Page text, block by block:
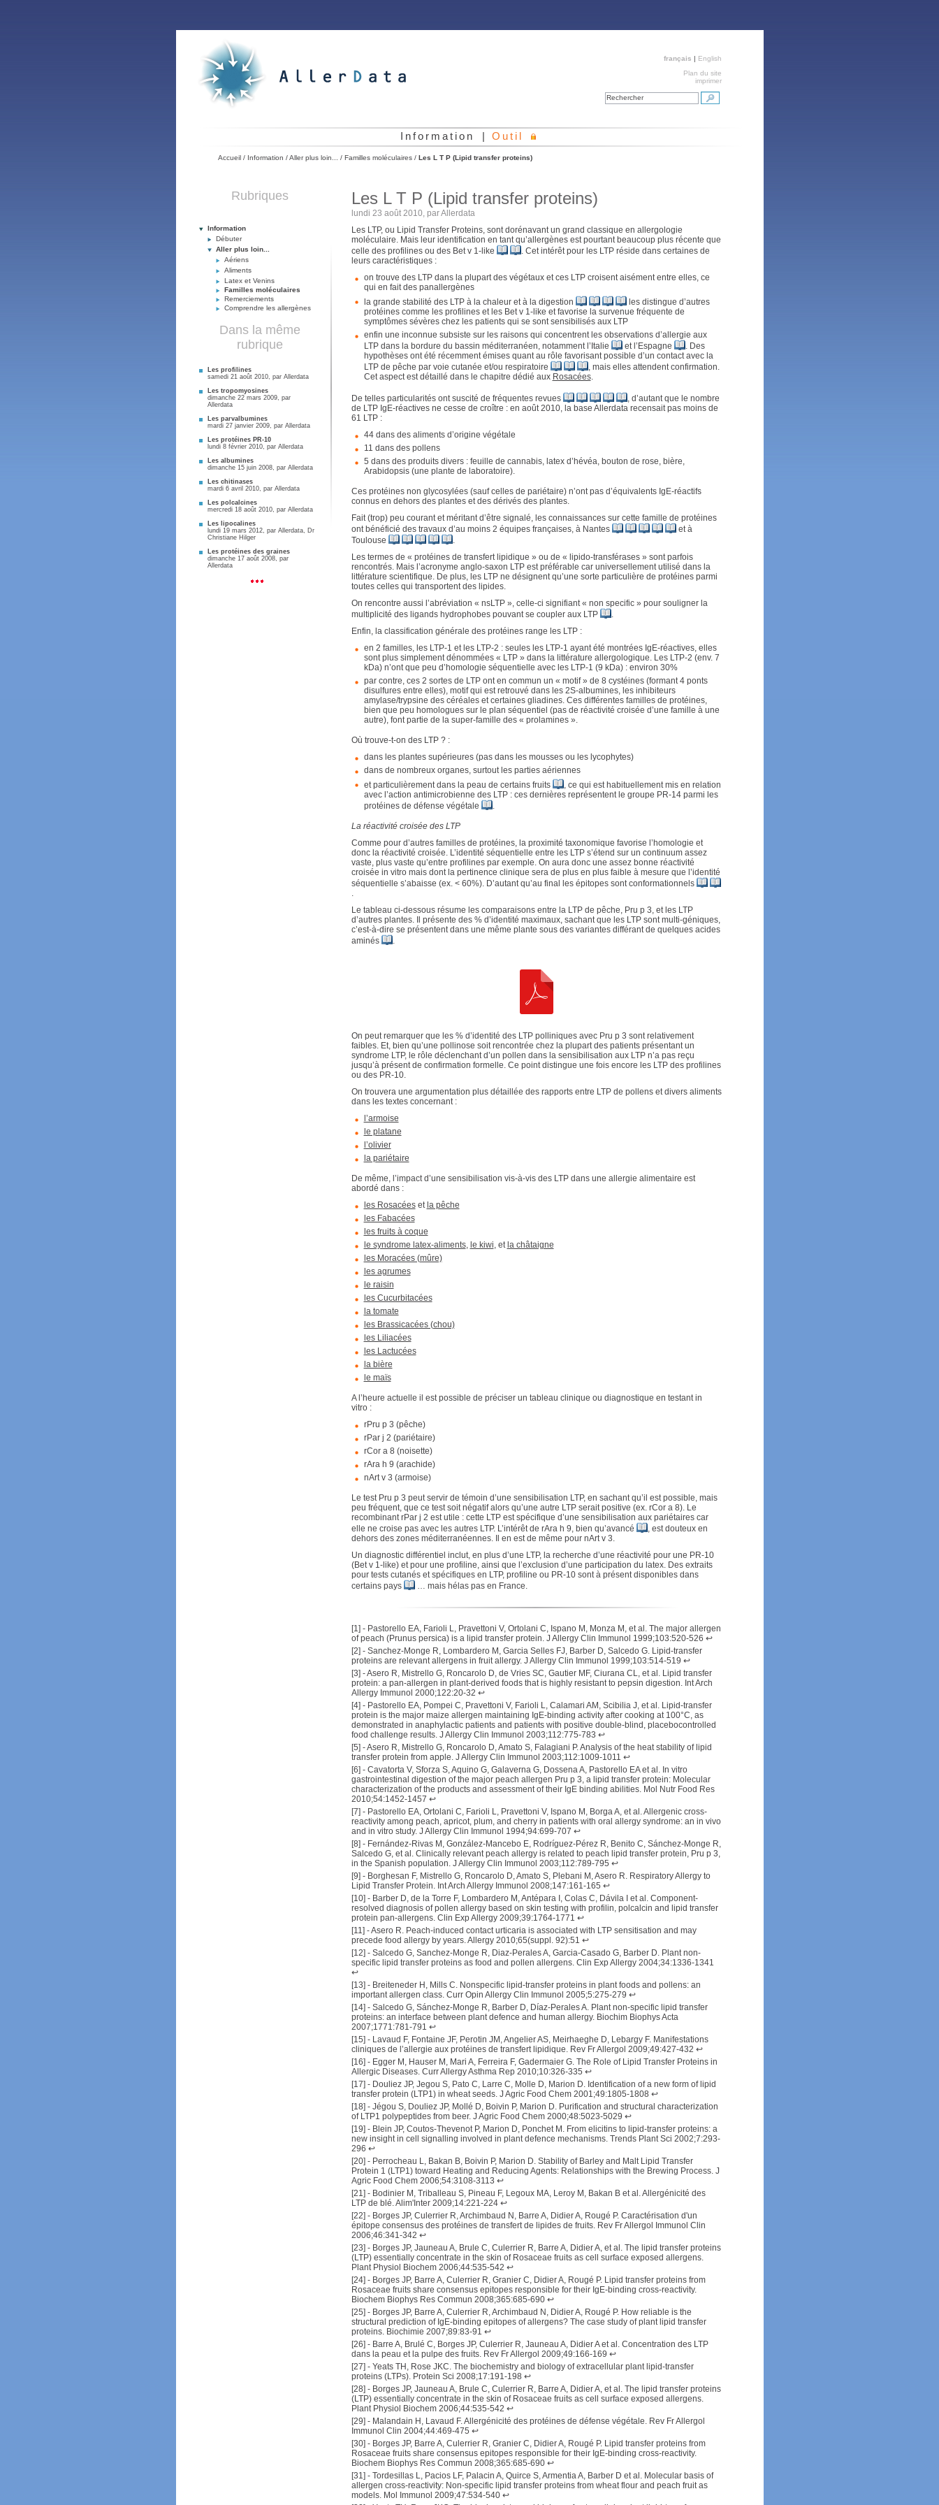
français | English
Plan du site
imprimer
Rechercher
Information | Outil
Accueil/ Information /Aller plus loin... / Familles moléculaires/ Les L T P (Lipid transfer proteins)
Les L T P (Lipid transfer proteins)
lundi 23 août 2010, parAllerdata
Les LTP, ou Lipid Transfer Proteins, sont dorénavant un grand classique en allergologie
moléculaire. Mais leur identification en tant qu’allergènes est pourtant beaucoup plus récente que
celle des profilines ou des Bet v 1-like
. Cet intérêt pour les LTP réside dans certaines de
leurs caractéristiques :
on trouve des LTP dans la plupart des végétaux et ces LTP croisent aisément entre elles, ce
qui en fait des panallergènes
la grande stabilité des LTP à la chaleur et à la digestion
les distingue d’autres
protéines comme les profilines et les Bet v 1-like et favorise la survenue fréquente de
symptômes sévères chez les patients qui se sont sensibilisés aux LTP
enfin une inconnue subsiste sur les raisons qui concentrent les observations d’allergie aux
LTP dans la bordure du bassin méditerranéen, notamment l’Italie
et l’Espagne
. Des
hypothèses ont été récemment émises quant au rôle favorisant possible d’un contact avec la
LTP de pêche par voie cutanée et/ou respiratoire
, mais elles attendent confirmation.
Cet aspect est détaillé dans le chapitre dédié aux Rosacées.
De telles particularités ont suscité de fréquentes revues
, d’autant que le nombre
de LTP IgE-réactives ne cesse de croître : en août 2010, la base Allerdata recensait pas moins de
61 LTP :
44 dans des aliments d’origine végétale
11 dans des pollens
5 dans des produits divers : feuille de cannabis, latex d’hévéa, bouton de rose, bière,
Arabidopsis (une plante de laboratoire).
Ces protéines non glycosylées (sauf celles de pariétaire) n’ont pas d’équivalents IgE-réactifs
connus en dehors des plantes et des dérivés des plantes.
Fait (trop) peu courant et méritant d’être signalé, les connaissances sur cette famille de protéines
ont bénéficié des travaux d’au moins 2 équipes françaises, à Nantes
et à
Toulouse
.
Les termes de « protéines de transfert lipidique » ou de « lipido-transférases » sont parfois
rencontrés. Mais l’acronyme anglo-saxon LTP est préférable car universellement utilisé dans la
littérature scientifique. De plus, les LTP ne désignent qu’une sorte particulière de protéines parmi
toutes celles qui transportent des lipides.
On rencontre aussi l’abréviation « nsLTP », celle-ci signifiant « non specific » pour souligner la
multiplicité des ligands hydrophobes pouvant se coupler aux LTP
.
Enfin, la classification générale des protéines range les LTP :
en 2 familles, les LTP-1 et les LTP-2 : seules les LTP-1 ayant été montrées IgE-réactives, elles
sont plus simplement dénommées « LTP » dans la littérature allergologique. Les LTP-2 (env. 7
kDa) n’ont que peu d’homologie séquentielle avec les LTP-1 (9 kDa) : environ 30%
par contre, ces 2 sortes de LTP ont en commun un « motif » de 8 cystéines (formant 4 ponts
disulfures entre elles), motif qui est retrouvé dans les 2S-albumines, les inhibiteurs
amylase/trypsine des céréales et certaines gliadines. Ces différentes familles de protéines,
bien que peu homologues sur le plan séquentiel (pas de réactivité croisée d’une famille à une
autre), font partie de la super-famille des « prolamines ».
Où trouve-t-on des LTP ? :
dans les plantes supérieures (pas dans les mousses ou les lycophytes)
dans de nombreux organes, surtout les parties aériennes
et particulièrement dans la peau de certains fruits
, ce qui est habituellement mis en relation
avec l’action antimicrobienne des LTP : ces dernières représentent le groupe PR-14 parmi les
protéines de défense végétale
.
La réactivité croisée des LTP
Comme pour d’autres familles de protéines, la proximité taxonomique favorise l’homologie et
donc la réactivité croisée. L’identité séquentielle entre les LTP s’étend sur un continuum assez
vaste, plus vaste qu’entre profilines par exemple. On aura donc une assez bonne réactivité
croisée in vitro mais dont la pertinence clinique sera de plus en plus faible à mesure que l’identité
séquentielle s’abaisse (ex. < 60%). D’autant qu’au final les épitopes sont conformationnels
.
Le tableau ci-dessous résume les comparaisons entre la LTP de pêche, Pru p 3, et les LTP
d’autres plantes. Il présente des % d’identité maximaux, sachant que les LTP sont multi-géniques,
c’est-à-dire se présentent dans une même plante sous des variantes différant de quelques acides
aminés
.
On peut remarquer que les % d’identité des LTP polliniques avec Pru p 3 sont relativement
faibles. Et, bien qu’une pollinose soit rencontrée chez la plupart des patients présentant un
syndrome LTP, le rôle déclenchant d’un pollen dans la sensibilisation aux LTP n’a pas reçu
jusqu’à présent de confirmation formelle. Ce point distingue une fois encore les LTP des profilines
ou des PR-10.
On trouvera une argumentation plus détaillée des rapports entre LTP de pollens et divers aliments
dans les textes concernant :
l’armoise
le platane
l’olivier
la pariétaire
De même, l’impact d’une sensibilisation vis-à-vis des LTP dans une allergie alimentaire est
abordé dans :
les Rosacéeset la pêche
les Fabacées
les fruits à coque
le syndrome latex-aliments, le kiwi, et la châtaigne
les Moracées (mûre)
les agrumes
le raisin
les Cucurbitacées
la tomate
les Brassicacées (chou)
les Liliacées
les Lactucées
la bière
le maïs
A l’heure actuelle il est possible de préciser un tableau clinique ou diagnostique en testant in
vitro :
rPru p 3 (pêche)
rPar j 2 (pariétaire)
rCor a 8 (noisette)
rAra h 9 (arachide)
nArt v 3 (armoise)
Le test Pru p 3 peut servir de témoin d’une sensibilisation LTP, en sachant qu’il est possible, mais
peu fréquent, que ce test soit négatif alors qu’une autre LTP serait positive (ex. rCor a 8). Le
recombinant rPar j 2 est utile : cette LTP est spécifique d’une sensibilisation aux pariétaires car
elle ne croise pas avec les autres LTP. L’intérêt de rAra h 9, bien qu’avancé
, est douteux en
dehors des zones méditerranéennes. Il en est de même pour nArt v 3.
Un diagnostic différentiel inclut, en plus d’une LTP, la recherche d’une réactivité pour une PR-10
(Bet v 1-like) et pour une profiline, ainsi que l’exclusion d’une participation du latex. Des extraits
pour tests cutanés et spécifiques en LTP, profiline ou PR-10 sont à présent disponibles dans
certains pays
… mais hélas pas en France.
[1] - Pastorello EA, Farioli L, Pravettoni V, Ortolani C, Ispano M, Monza M, et al. The major allergen
of peach (Prunus persica) is a lipid transfer protein. J Allergy Clin Immunol 1999;103:520-526 ↩
[2] - Sanchez-Monge R, Lombardero M, Garcia Selles FJ, Barber D, Salcedo G. Lipid-transfer
proteins are relevant allergens in fruit allergy. J Allergy Clin Immunol 1999;103:514-519 ↩
[3] -Asero R, Mistrello G, Roncarolo D, de Vries SC, Gautier MF, Ciurana CL, et al. Lipid transfer
protein: a pan-allergen in plant-derived foods that is highly resistant to pepsin digestion. Int Arch
Allergy Immunol 2000;122:20-32 ↩
[4] - Pastorello EA, Pompei C, Pravettoni V, Farioli L, Calamari AM, Scibilia J, et al. Lipid-transfer
protein is the major maize allergen maintaining IgE-binding activity after cooking at 100°C, as
demonstrated in anaphylactic patients and patients with positive double-blind, placebocontrolled
food challenge results. J Allergy Clin Immunol 2003;112:775-783 ↩
[5] -Asero R, Mistrello G, Roncarolo D, Amato S, Falagiani P. Analysis of the heat stability of lipid
transfer protein from apple. J Allergy Clin Immunol 2003;112:1009-1011 ↩
[6] - Cavatorta V, Sforza S, Aquino G, Galaverna G, Dossena A, Pastorello EA et al. In vitro
gastrointestinal digestion of the major peach allergen Pru p 3, a lipid transfer protein: Molecular
characterization of the products and assessment of their IgE binding abilities. Mol Nutr Food Res
2010;54:1452-1457 ↩
[7] - Pastorello EA, Ortolani C, Farioli L, Pravettoni V, Ispano M, Borga A, et al. Allergenic cross-
reactivity among peach, apricot, plum, and cherry in patients with oral allergy syndrome: an in vivo
and in vitro study. J Allergy Clin Immunol 1994;94:699-707 ↩
[8] - Fernández-Rivas M, González-Mancebo E, Rodríguez-Pérez R, Benito C, Sánchez-Monge R,
Salcedo G, et al. Clinically relevant peach allergy is related to peach lipid transfer protein, Pru p 3,
in the Spanish population. J Allergy Clin Immunol 2003;112:789-795 ↩
[9] - Borghesan F, Mistrello G, Roncarolo D, Amato S, Plebani M, Asero R. Respiratory Allergy to
Lipid Transfer Protein. Int Arch Allergy Immunol 2008;147:161-165 ↩
[10] - Barber D, de la Torre F, Lombardero M, Antépara I, Colas C, Dávila I et al. Component-
resolved diagnosis of pollen allergy based on skin testing with profilin, polcalcin and lipid transfer
protein pan-allergens. Clin Exp Allergy 2009;39:1764-1771 ↩
[11] -Asero R. Peach-induced contact urticaria is associated with LTP sensitisation and may
precede food allergy by years. Allergy 2010;65(suppl. 92):51 ↩
[12] - Salcedo G, Sanchez-Monge R, Diaz-Perales A, Garcia-Casado G, Barber D. Plant non-
specific lipid transfer proteins as food and pollen allergens. Clin Exp Allergy 2004;34:1336-1341
↩
[13] - Breiteneder H, Mills C. Nonspecific lipid-transfer proteins in plant foods and pollens: an
important allergen class. Curr Opin Allergy Clin Immunol 2005;5:275-279 ↩
[14] - Salcedo G, Sánchez-Monge R, Barber D, Díaz-Perales A. Plant non-specific lipid transfer
proteins: an interface between plant defence and human allergy. Biochim Biophys Acta
2007;1771:781-791 ↩
[15] - Lavaud F, Fontaine JF, Perotin JM, Angelier AS, Meirhaeghe D, Lebargy F. Manifestations
cliniques de l’allergie aux protéines de transfert lipidique. Rev Fr Allergol 2009;49:427-432 ↩
[16] - Egger M, Hauser M, Mari A, Ferreira F, Gadermaier G. The Role of Lipid Transfer Proteins in
Allergic Diseases. Curr Allergy Asthma Rep 2010;10:326-335 ↩
[17] - Douliez JP, Jegou S, Pato C, Larre C, Molle D, Marion D. Identification of a new form of lipid
transfer protein (LTP1) in wheat seeds. J Agric Food Chem 2001;49:1805-1808 ↩
[18] - Jégou S, Douliez JP, Mollé D, Boivin P, Marion D. Purification and structural characterization
of LTP1 polypeptides from beer. J Agric Food Chem 2000;48:5023-5029 ↩
[19] - Blein JP, Coutos-Thevenot P, Marion D, Ponchet M. From elicitins to lipid-transfer proteins: a
new insight in cell signalling involved in plant defence mechanisms. Trends Plant Sci 2002;7:293-
296 ↩
[20] - Perrocheau L, Bakan B, Boivin P, Marion D. Stability of Barley and Malt Lipid Transfer
Protein 1 (LTP1) toward Heating and Reducing Agents: Relationships with the Brewing Process. J
Agric Food Chem 2006;54:3108-3113 ↩
[21] - Bodinier M, Triballeau S, Pineau F, Legoux MA, Leroy M, Bakan B et al. Allergénicité des
LTP de blé. Alim'Inter 2009;14:221-224 ↩
[22] - Borges JP, Culerrier R, Archimbaud N, Barre A, Didier A, Rougé P. Caractérisation d'un
épitope consensus des protéines de transfert de lipides de fruits. Rev Fr Allergol Immunol Clin
2006;46:341-342 ↩
[23] - Borges JP, Jauneau A, Brule C, Culerrier R, Barre A, Didier A, et al. The lipid transfer proteins
(LTP) essentially concentrate in the skin of Rosaceae fruits as cell surface exposed allergens.
Plant Physiol Biochem 2006;44:535-542 ↩
[24] - Borges JP, Barre A, Culerrier R, Granier C, Didier A, Rougé P. Lipid transfer proteins from
Rosaceae fruits share consensus epitopes responsible for their IgE-binding cross-reactivity.
Biochem Biophys Res Commun 2008;365:685-690 ↩
[25] - Borges JP, Barre A, Culerrier R, Archimbaud N, Didier A, Rougé P. How reliable is the
structural prediction of IgE-binding epitopes of allergens? The case study of plant lipid transfer
proteins. Biochimie 2007;89:83-91 ↩
[26] - Barre A, Brulé C, Borges JP, Culerrier R, Jauneau A, Didier A et al. Concentration des LTP
dans la peau et la pulpe des fruits. Rev Fr Allergol 2009;49:166-169 ↩
[27] - Yeats TH, Rose JKC. The biochemistry and biology of extracellular plant lipid-transfer
proteins (LTPs). Protein Sci 2008;17:191-198 ↩
[28] - Borges JP, Jauneau A, Brule C, Culerrier R, Barre A, Didier A, et al. The lipid transfer proteins
(LTP) essentially concentrate in the skin of Rosaceae fruits as cell surface exposed allergens.
Plant Physiol Biochem 2006;44:535-542 ↩
[29] - Malandain H, Lavaud F. Allergénicité des protéines de défense végétale. Rev Fr Allergol
Immunol Clin 2004;44:469-475 ↩
[30] - Borges JP, Barre A, Culerrier R, Granier C, Didier A, Rougé P. Lipid transfer proteins from
Rosaceae fruits share consensus epitopes responsible for their IgE-binding cross-reactivity.
Biochem Biophys Res Commun 2008;365:685-690 ↩
[31] - Tordesillas L, Pacios LF, Palacin A, Quirce S, Armentia A, Barber D et al. Molecular basis of
allergen cross-reactivity: Non-specific lipid transfer proteins from wheat flour and peach fruit as
models. Mol Immunol 2009;47:534-540 ↩
Rubriques
Information
Débuter
Aller plus loin...
Aériens
Aliments
Latex et Venins
Familles moléculaires
Remerciements
Comprendre les allergènes
Dans la même
rubrique
Les profilines
samedi 21 août 2010, par Allerdata
Les tropomyosines
dimanche 22 mars 2009, par
Allerdata
Les parvalbumines
mardi 27 janvier 2009, par Allerdata
Les protéines PR-10
lundi 8 février 2010, par Allerdata
Les albumines
dimanche 15 juin 2008, par Allerdata
Les chitinases
mardi 6 avril 2010, par Allerdata
Les polcalcines
mercredi 18 août 2010, par Allerdata
Les lipocalines
lundi 19 mars 2012, par Allerdata, Dr
Christiane Hilger
Les protéines des graines
dimanche 17 août 2008, par
Allerdata